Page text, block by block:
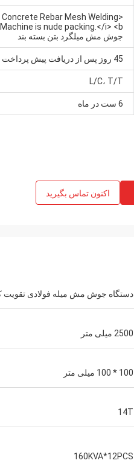
Concrete Rebar Mesh Welding
جوش مش میلگرد بتن بسته بند
45 روز پس از دریافت پیش پرداخت یا L/C
L/C، T/T
6 ست در ماه
اکنون تماس بگیرید
دستگاه جوش مش میله فولادی تقویت
2500 میلی متر
100 * 100 میلی متر
14T
160KVA*12PCS